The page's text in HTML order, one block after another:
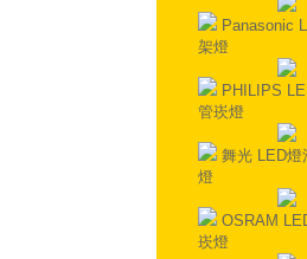
Panasonic
架燈
PHILIPS
管崁燈
舞光 LED燈
燈
OSRAM
崁燈